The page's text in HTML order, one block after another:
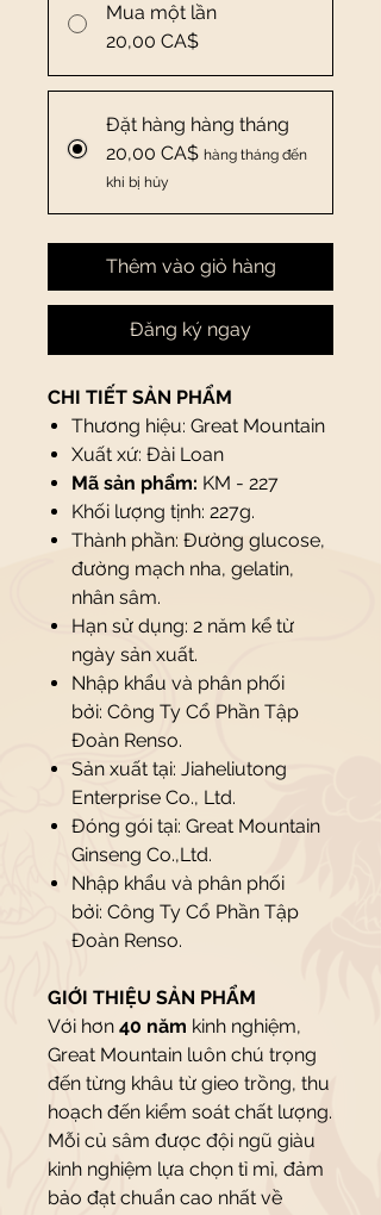
Mua một lần
20,00 CA$
Đặt hàng hàng tháng
20,00 CA$ hàng tháng đến
khi bị hủy
Thêm vào giỏ hàng
Đăng ký ngay
CHI TIẾT SẢN PHẨM
Thương hiệu: Great Mountain
Xuất xứ: Đài Loan
Mã sản phẩm: KM - 227
Khối lượng tịnh: 227g.
Thành phần: Đường glucose,
đường mạch nha, gelatin,
nhân sâm.
Hạn sử dụng: 2 năm kể từ
ngày sản xuất.
Nhập khẩu và phân phối
bởi: Công Ty Cổ Phần Tập
Đoàn Renso.
Sản xuất tại: Jiaheliutong
Enterprise Co., Ltd.
Đóng gói tại: Great Mountain
Ginseng Co.,Ltd.
Nhập khẩu và phân phối
bởi: Công Ty Cổ Phần Tập
Đoàn Renso.
GIỚI THIỆU SẢN PHẨM
Với hơn 40 năm kinh nghiệm,
Great Mountain luôn chú trọng
đến từng khâu từ gieo trồng, thu
hoạch đến kiểm soát chất lượng.
Mỗi củ sâm được đội ngũ giàu
kinh nghiệm lựa chọn tỉ mỉ, đảm
bảo đạt chuẩn cao nhất về